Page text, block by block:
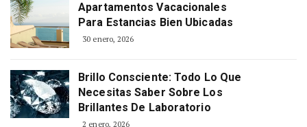
Apartamentos Vacacionales
Para Estancias Bien Ubicadas
30 enero, 2026
Brillo Consciente: Todo Lo Que
Necesitas Saber Sobre Los
Brillantes De Laboratorio
2 enero, 2026